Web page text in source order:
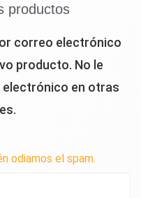
productos
correo electrónico
producto. No le
en otras
odiamos el spam.